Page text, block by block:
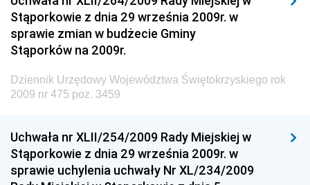
Chemicznego i Lekkiego
Dziennik Urzędowy Ministerstwa Rolnictwa i
Gospodarki Żywnościowej
Dziennik Urzędowy Ministra Rodziny, Pracy i Polityki
Społecznej
Dziennik Urzędowy Ministra Rozwoju
Dziennik Urzędowy Ministra Infrastruktury i
Budownictwa
Stąporkowie z dnia 29 września 2009r. w
sprawie zmian w budżecie Gminy
Stąporków na 2009r.
Dziennik Urzędowy Województwa Świętokrzyskiego rok
2009 nr 475 poz. 3459
Uchwała nr XLII/254/2009 Rady Miejskiej w
Stąporkowie z dnia 29 września 2009r. w
sprawie uchylenia uchwały Nr XL/234/2009